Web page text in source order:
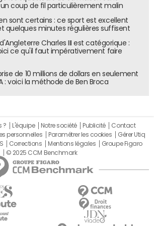
coup de fil particulièrement malin
sont certains : ce sport est excellent
quelques minutes régulières suffisent
d'Angleterre Charles III est catégorique :
ce qu'il faut impérativement faire
de 10 millions de dollars en seulement
: voici la méthode de Ben Broca
? L'équipe Notre société Publicité
Contact
personnelles Paramétrer les cookies
Gérer Utiq
Corrections Mentions légales
Groupe Figaro
© 2025 CCM Benchmark